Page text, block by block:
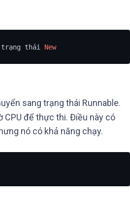
thái New
sang trạng thái Runnable.
CPU để thực thi. Điều này có
nó có khả năng chạy.